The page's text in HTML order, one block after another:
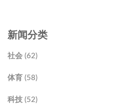
新闻分类
社会 (62)
体育 (58)
科技 (52)